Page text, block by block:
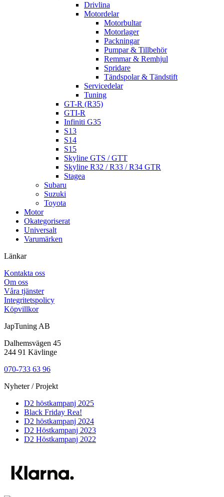
Drivlina
Motordelar
Motorbultar
Motorlager
Packningar
Pumpar & Tillbehör
Remmar & Remhjul
Spridare
Tändspolar & Tändstift
Servicedelar
Tuning
GT-R (R35)
GTI-R
Infiniti G35
S13
S14
S15
Skyline GTS / GTT
Skyline R32 / R33 / R34 GTR
Stagea
Subaru
Suzuki
Toyota
Motor
Okategoriserat
Universalt
Varumärken
Länkar
Kontakta oss
Om oss
Våra tjänster
Integritetspolicy
Köpvillkor
JapTuning AB
Dalhemsvägen 45
244 91 Kävlinge
070-733 63 96
Nyheter / Projekt
D2 höstkampanj 2025
Black Friday Rea!
D2 höstkampanj 2024
D2 Höstkampanj 2023
D2 Höstkampanj 2022